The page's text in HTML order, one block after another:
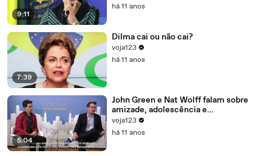
9:11
há 11 anos
7:39
Dilma cai ou não cai?
voja123
há 11 anos
5:04
John Green e Nat Wolff falam sobre
amizade, adolescência e
amadurecimento
voja123
há 11 anos